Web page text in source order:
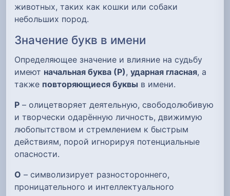
животных, таких как кошки или собаки
небольших пород.
Значение букв в имени
Определяющее значение и влияние на судьбу
имеют начальная буква (Р), ударная гласная, а
также повторяющиеся буквы в имени.
Р – олицетворяет деятельную, свободолюбивую
и творчески одарённую личность, движимую
любопытством и стремлением к быстрым
действиям, порой игнорируя потенциальные
опасности.
О – символизирует разностороннего,
проницательного и интеллектуального